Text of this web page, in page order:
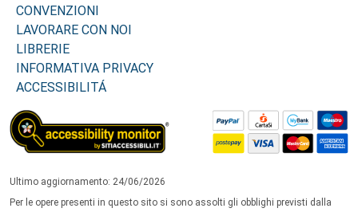
CONVENZIONI
LAVORARE CON NOI
LIBRERIE
INFORMATIVA PRIVACY
ACCESSIBILITÁ
Ultimo aggiornamento: 24/06/2026
Per le opere presenti in questo sito si sono assolti gli obblighi previsti dalla